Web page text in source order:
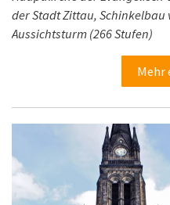
der Stadt Zittau, Schinkelbau
Aussichtsturm (266 Stufen)
Mehr